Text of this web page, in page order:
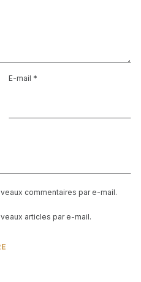
E-mail *
commentaires par e-mail.
articles par e-mail.